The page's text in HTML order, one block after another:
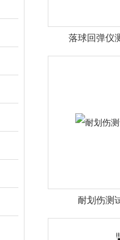
落球回弹仪
耐划伤测